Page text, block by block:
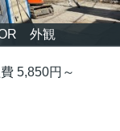
外観
5,850円～